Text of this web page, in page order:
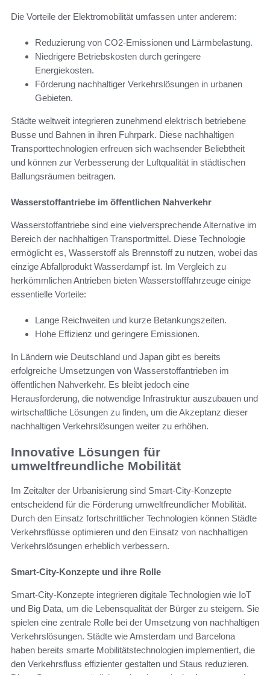
Die Vorteile der Elektromobilität umfassen unter anderem:
Reduzierung von CO2-Emissionen und Lärmbelastung.
Niedrigere Betriebskosten durch geringere
Energiekosten.
Förderung nachhaltiger Verkehrslösungen in urbanen
Gebieten.
Städte weltweit integrieren zunehmend elektrisch betriebene
Busse und Bahnen in ihren Fuhrpark. Diese nachhaltigen
Transporttechnologien erfreuen sich wachsender Beliebtheit
und können zur Verbesserung der Luftqualität in städtischen
Ballungsräumen beitragen.
Wasserstoffantriebe im öffentlichen Nahverkehr
Wasserstoffantriebe sind eine vielversprechende Alternative im
Bereich der nachhaltigen Transportmittel. Diese Technologie
ermöglicht es, Wasserstoff als Brennstoff zu nutzen, wobei das
einzige Abfallprodukt Wasserdampf ist. Im Vergleich zu
herkömmlichen Antrieben bieten Wasserstofffahrzeuge einige
essentielle Vorteile:
Lange Reichweiten und kurze Betankungszeiten.
Hohe Effizienz und geringere Emissionen.
In Ländern wie Deutschland und Japan gibt es bereits
erfolgreiche Umsetzungen von Wasserstoffantrieben im
öffentlichen Nahverkehr. Es bleibt jedoch eine
Herausforderung, die notwendige Infrastruktur auszubauen und
wirtschaftliche Lösungen zu finden, um die Akzeptanz dieser
nachhaltigen Verkehrslösungen weiter zu erhöhen.
Innovative Lösungen für
umweltfreundliche Mobilität
Im Zeitalter der Urbanisierung sind Smart-City-Konzepte
entscheidend für die Förderung umweltfreundlicher Mobilität.
Durch den Einsatz fortschrittlicher Technologien können Städte
Verkehrsflüsse optimieren und den Einsatz von nachhaltigen
Verkehrslösungen erheblich verbessern.
Smart-City-Konzepte und ihre Rolle
Smart-City-Konzepte integrieren digitale Technologien wie IoT
und Big Data, um die Lebensqualität der Bürger zu steigern. Sie
spielen eine zentrale Rolle bei der Umsetzung von nachhaltigen
Verkehrslösungen. Städte wie Amsterdam und Barcelona
haben bereits smarte Mobilitätstechnologien implementiert, die
den Verkehrsfluss effizienter gestalten und Staus reduzieren.